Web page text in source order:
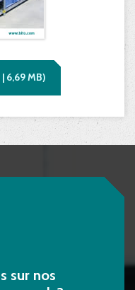
| 6,69MB)
sur nos